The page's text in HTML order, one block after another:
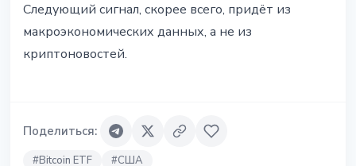
Следующий сигнал, скорее всего, придёт из
макроэкономических данных, а не из
криптоновостей.
Поделиться:
#Bitcoin ETF #США